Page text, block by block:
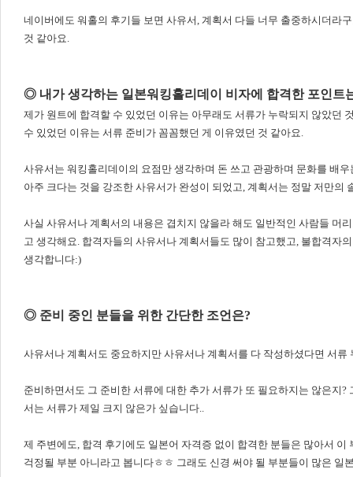
네이버에도 워홀의 후기들 보면 사유서, 계획서 다들 너무 출중하시더라
것 같아요.
◎ 내가 생각하는 일본워킹홀리데이 비자에 합격한 포인트
제가 원트에 합격할 수 있었던 이유는 아무래도 서류가 누락되지 않았던
수 있었던 이유는 서류 준비가 꼼꼼했던 게 이유였던 것 같아요.
사유서는 워킹홀리데이의 요점만 생각하며 돈 쓰고 관광하며 문화를 배
아주 크다는 것을 강조한 사유서가 완성이 되었고, 계획서는 정말 저만
사실 사유서나 계획서의 내용은 겹치지 않을라 해도 일반적인 사람들 머
고 생각해요. 합격자들의 사유서나 계획서들도 많이 참고했고, 불합격자
생각합니다:)
◎ 준비 중인 분들을 위한 간단한 조언은?
사유서나 계획서도 중요하지만 사유서나 계획서를 다 작성하셨다면 서
준비하면서도 그 준비한 서류에 대한 추가 서류가 또 필요하지는 않은지
서는 서류가 제일 크지 않은가 싶습니다..
제 주변에도, 합격 후기에도 일본어 자격증 없이 합격한 분들은 많아서
걱정될 부분 아니라고 봅니다ㅎㅎ 그래도 신경 써야 될 부분들이 많은